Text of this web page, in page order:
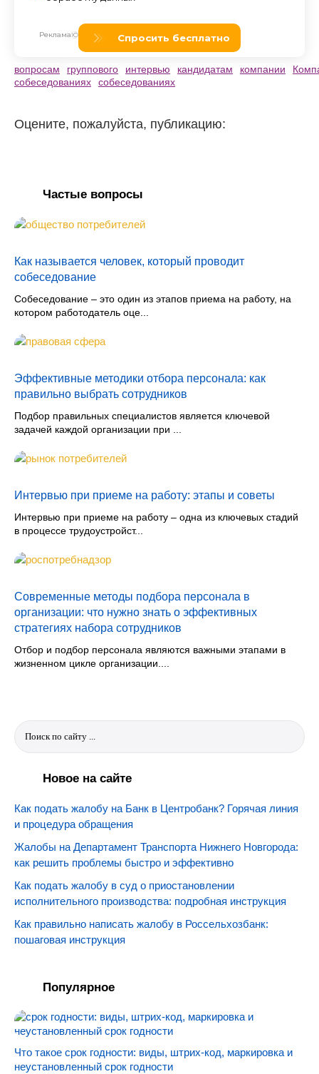
вопросам группового интервью кандидатам компании
собеседованиях
собеседованиях
Оцените, пожалуйста, публикацию:
Частые вопросы
Как называется человек, который проводит
собеседование
Собеседование – это один из этапов приема на работу, на
котором работодатель оце...
Эффективные методики отбора персонала: как
правильно выбрать сотрудников
Подбор правильных специалистов является ключевой
задачей каждой организации при ...
Интервью при приеме на работу: этапы и советы
Интервью при приеме на работу – одна из ключевых стадий
в процессе трудоустройст...
Современные методы подбора персонала в
организации: что нужно знать о эффективных
стратегиях набора сотрудников
Отбор и подбор персонала являются важными этапами в
жизненном цикле организации....
Новое на сайте
Как подать жалобу на Банк в Центробанк? Горячая линия
и процедура обращения
Жалобы на Департамент Транспорта Нижнего Новгорода:
как решить проблемы быстро и эффективно
Как подать жалобу в суд о приостановлении
исполнительного производства: подробная инструкция
Как правильно написать жалобу в Россельхозбанк:
пошаговая инструкция
Популярное
Что такое срок годности: виды, штрих-код, маркировка и
неустановленный срок годности